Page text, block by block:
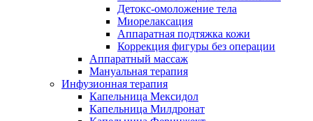
Детокс-омоложение тела
Миорелаксация
Аппаратная подтяжка кожи
Коррекция фигуры без операции
Аппаратный массаж
Мануальная терапия
Инфузионная терапия
Капельница Мексидол
Капельница Милдронат